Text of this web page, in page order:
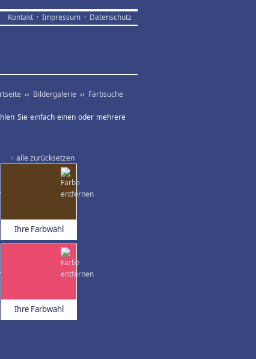
Kontakt · Impressum · Datenschutz
‹‹ Bildergalerie ‹‹ Farbsuche
Sie einfach einen oder mehrere
× alle zurücksetzen
Ihre Farbwahl
Ihre Farbwahl